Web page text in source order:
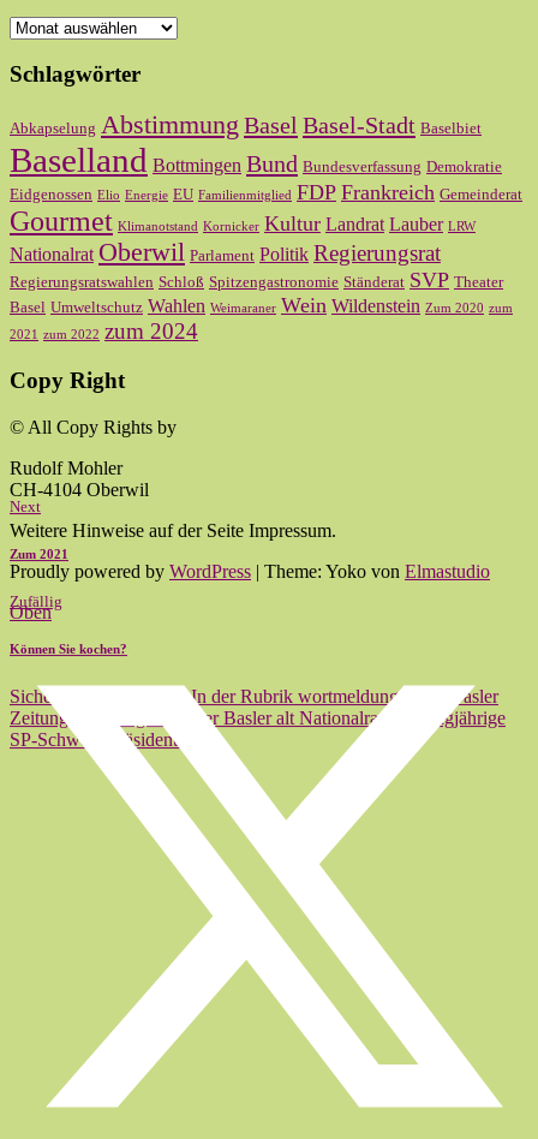
Archiv
Schlagwörter
Abkapselung Abstimmung Basel Basel-Stadt Baselbiet
Baselland Bottmingen Bund Bundesverfassung Demokratie
Eidgenossen Elio Energie EU Familienmitglied FDP Frankreich Gemeinderat
Gourmet Klimanotstand Kornicker Kultur Landrat Lauber LRW
Nationalrat Oberwil Parlament Politik Regierungsrat
Regierungsratswahlen Schloß Spitzengastronomie Ständerat SVP Theater
Basel Umweltschutz Wahlen Weimaraner Wein Wildenstein Zum 2020 zum
2021
zum 2022 zum 2024
Copy Right
© All Copy Rights by
Rudolf Mohler
CH-4104 Oberwil
Weitere Hinweise auf der Seite Impressum.
Proudly powered by WordPress | Theme: Yoko von Elmastudio
Oben
Next
Zum 2021
Zufällig
Können Sie kochen?
Sicher kein Gastrosoph In der Rubrik wortmeldungen der Basler
Zeitung hat sich gestern der Basler alt Nationalrat und langjährige
SP-Schweiz-Präsident…